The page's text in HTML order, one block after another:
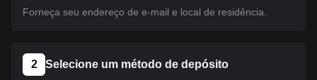
Forneça seu endereço de e-mail e local de residência.
2 Selecione um método de depósito